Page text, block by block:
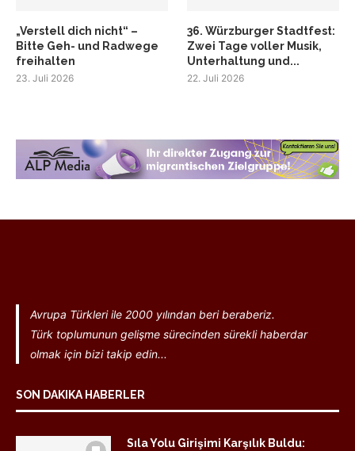
„Verstell dich nicht“ –
Bitte Geh- und Radwege
freihalten
23. Juli 2026
36. Würzburger Stadtfest:
Zwei Tage voller Musik,
Unterhaltung und...
22. Juli 2026
Avrupa Türkleri ile 2000 yılından beri beraberiz.
Türk toplumunun gelişme sürecinden sürekli haberdar
olmak için bizi takip edin...
SON DAKIKA HABERLER
Sıla Yolu Girişimi Karşılık Buldu: